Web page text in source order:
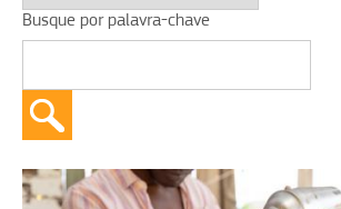
Busque por palavra-chave